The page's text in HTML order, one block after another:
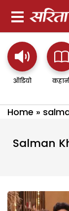
ऑडियो
Home »
Salman